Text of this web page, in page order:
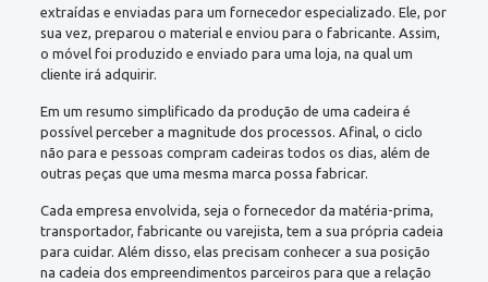
extraídas e enviadas para um fornecedor especializado. Ele, por
sua vez, preparou o material e enviou para o fabricante. Assim,
o móvel foi produzido e enviado para uma loja, na qual um
cliente irá adquirir.
Em um resumo simplificado da produção de uma cadeira é
possível perceber a magnitude dos processos. Afinal, o ciclo
não para e pessoas compram cadeiras todos os dias, além de
outras peças que uma mesma marca possa fabricar.
Cada empresa envolvida, seja o fornecedor da matéria-prima,
transportador, fabricante ou varejista, tem a sua própria cadeia
para cuidar. Além disso, elas precisam conhecer a sua posição
na cadeia dos empreendimentos parceiros para que a relação